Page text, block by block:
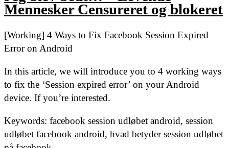
Mennesker Censureret og blokeret
[Working] 4 Ways to Fix Facebook Session Expired
Error on Android
In this article, we will introduce you to 4 working ways
to fix the ‘Session expired error’ on your Android
device. If you’re interested.
Keywords: facebook session udløbet android, session
udløbet facebook android, hvad betyder session udløbet